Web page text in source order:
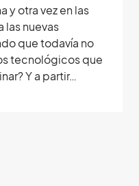
y otra vez en las
las nuevas
que todavía no
tecnológicos que
Y a partir…